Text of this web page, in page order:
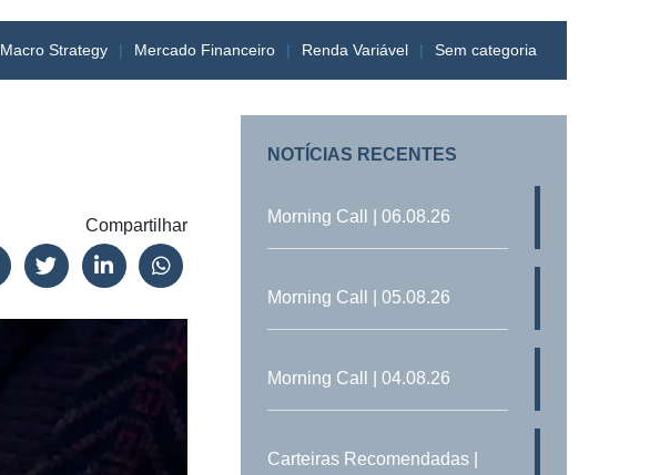
Macro Strategy Mercado Financeiro Renda Variável Sem categoria
Compartilhar
NOTÍCIAS RECENTES
Morning Call | 06.08.26
Morning Call | 05.08.26
Morning Call | 04.08.26
Carteiras Recomendadas |